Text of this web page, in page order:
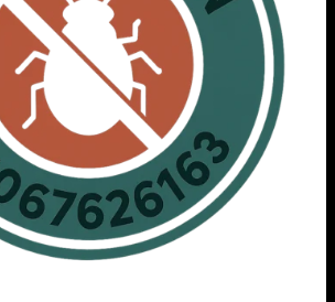
المنيا
01010891953
سبيد